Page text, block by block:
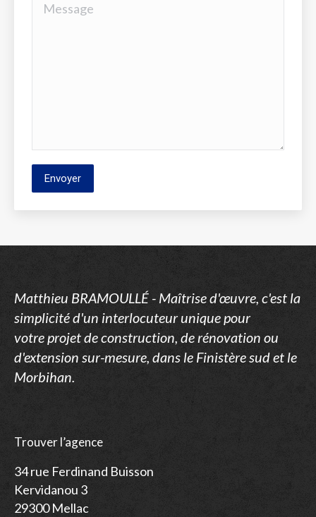
Message
Envoyer
Matthieu BRAMOULLÉ - Maîtrise d'œuvre, c'est la
simplicité d'un interlocuteur unique pour
votreprojet de construction, de rénovation ou
d'extension sur-mesure, dans le Finistère sud et le
Morbihan.
Trouver l’agence
34 rue Ferdinand Buisson
Kervidanou 3
29300 Mellac